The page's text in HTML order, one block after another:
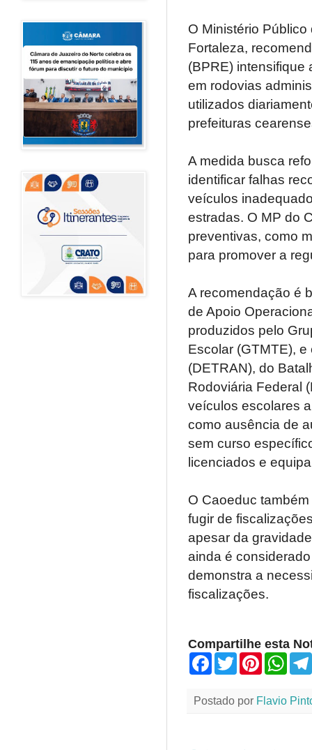
O Ministério
Fortaleza,
(BPRE) intensifique
em rodovias
utilizados
prefeituras
A medida busca
identificar falhas
veículos
estradas. O MP do
preventivas, como
para promover a
A recomendação é
de Apoio
produzidos pelo
Escolar (GTMTE),
(DETRAN), do
Rodoviária Federal
veículos escolares
como ausência de
sem curso
licenciados e
O Caoeduc
fugir de
apesar da
ainda é
demonstra a
fiscalizações.
Compartilhe esta
F
b
T
w
P
e
W
Postado por Flavio